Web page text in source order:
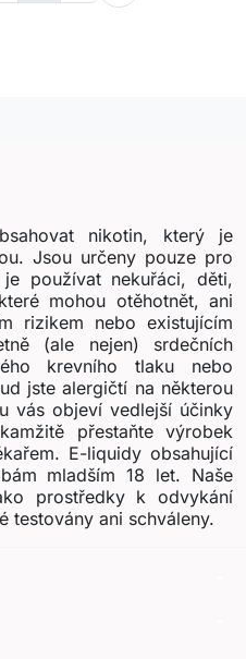
nikotin, který je
Jsou určeny pouze pro
používat nekuřáci, děti,
mohou otěhotnět, ani
rizikem nebo existujícím
(ale nejen) srdečních
krevního tlaku nebo
jste alergičtí na některou
vás objeví vedlejší účinky
přestaňte výrobek
E-liquidy obsahující
mladším 18 let. Naše
prostředky k odvykání
testovány ani schváleny.